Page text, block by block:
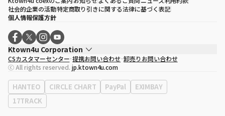
社会的企業の活動特定商取り引きに関する法律に基づく表記
個人情報保護方針
Ktown4u Corporation
代表取締役
ソン・ヒョミン
事業者登録番号120-87-71116
eContext
0120-23-7523
事務所住所
ソウル特別市江南区永東大路513、3階(三成洞、coex)
CSカスタマーセンター 提携お問い合わせ 卸売りお問い合わせ
ⓒ All rights reserved. jp.ktown4u.com
HANTEO CIRCLE CHART PayPal
EXIMBAY
17TRACK